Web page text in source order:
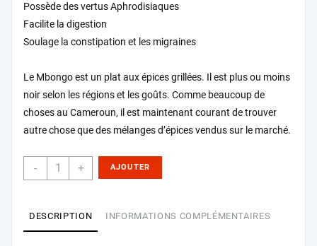
Possède des vertus Aphrodisiaques
Facilite la digestion
Soulage la constipation et les migraines
Le Mbongo est un plat aux épices grillées. Il est plus ou moins
noir selon les régions et les goûts. Comme beaucoup de
choses au Cameroun, il est maintenant courant de trouver
autre chose que des mélanges d’épices vendus sur le marché.
- + AJOUTER
DESCRIPTION INFORMATIONS COMPLÉMENTAIRES